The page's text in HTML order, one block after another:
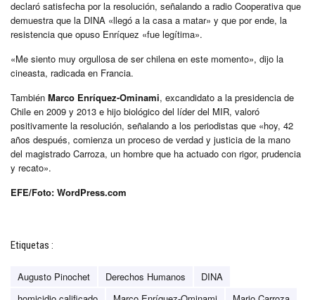
declaró satisfecha por la resolución, señalando a radio Cooperativa que
demuestra que la DINA «llegó a la casa a matar» y que por ende, la
resistencia que opuso Enríquez «fue legítima».
«Me siento muy orgullosa de ser chilena en este momento», dijo la
cineasta, radicada en Francia.
También Marco Enríquez-Ominami, excandidato a la presidencia de
Chile en 2009 y 2013 e hijo biológico del líder del MIR, valoró
positivamente la resolución, señalando a los periodistas que «hoy, 42
años después, comienza un proceso de verdad y justicia de la mano
del magistrado Carroza, un hombre que ha actuado con rigor, prudencia
y recato».
EFE/Foto: WordPress.com
Etiquetas :
Augusto Pinochet Derechos Humanos
DINA